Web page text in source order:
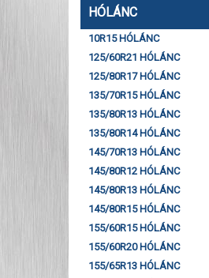
HÓLÁNC
10R15 HÓLÁNC
125/60R21 HÓLÁNC
125/80R17 HÓLÁNC
135/70R15 HÓLÁNC
135/80R13 HÓLÁNC
135/80R14 HÓLÁNC
145/70R13 HÓLÁNC
145/80R12 HÓLÁNC
145/80R13 HÓLÁNC
145/80R15 HÓLÁNC
155/60R15 HÓLÁNC
155/60R20 HÓLÁNC
155/65R13 HÓLÁNC